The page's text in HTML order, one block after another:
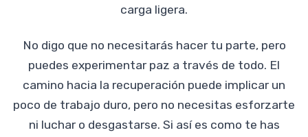
carga ligera.
No digo que no necesitarás hacer tu parte, pero
puedes experimentar paz a través de todo. El
camino hacia la recuperación puede implicar un
poco de trabajo duro, pero no necesitas esforzarte
ni luchar o desgastarse. Si así es como te has